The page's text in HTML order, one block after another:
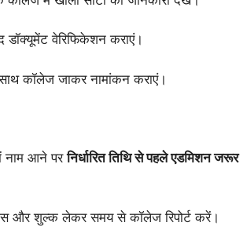
वेरिफिकेशन कराएं।
कॉलेज जाकर नामांकन कराएं।
नाम आने परनिर्धारित तिथि से पहले एडमिशन जरूर
और शुल्क लेकर समय से कॉलेज रिपोर्ट करें।